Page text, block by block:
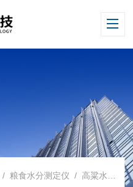
/ 粮食水分测定仪 / 高粱水分测试仪